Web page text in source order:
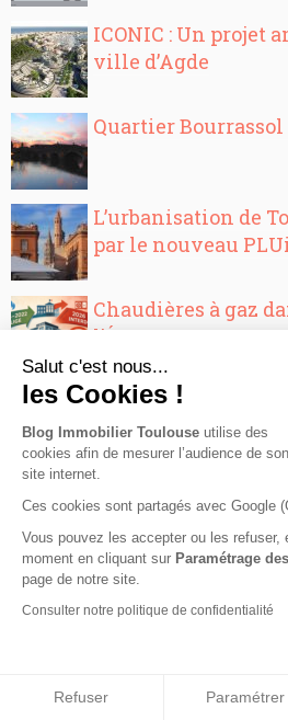
ICONIC : Un projet
ville d’Agde
Quartier Bourrassol
L’urbanisation de
par le nouveau
Chaudières à gaz
l’État se retourne
Encadrement des
pour l’immobilier ?
en France et
étudiants...
Pourquoi l’arrivée
d’affaires à
les investisseurs
Salut c'est nous...
les Cookies !
Blog Immobilier Toulouse utilise des
cookies afin de mesurer l’audience de son
site internet.
Ces cookies sont partagés avec Google
Vous pouvez les accepter ou les
moment en cliquant sur Paramétrage
page de notre site.
Consulter notre politique de confidentialité
Refuser Paramétrer